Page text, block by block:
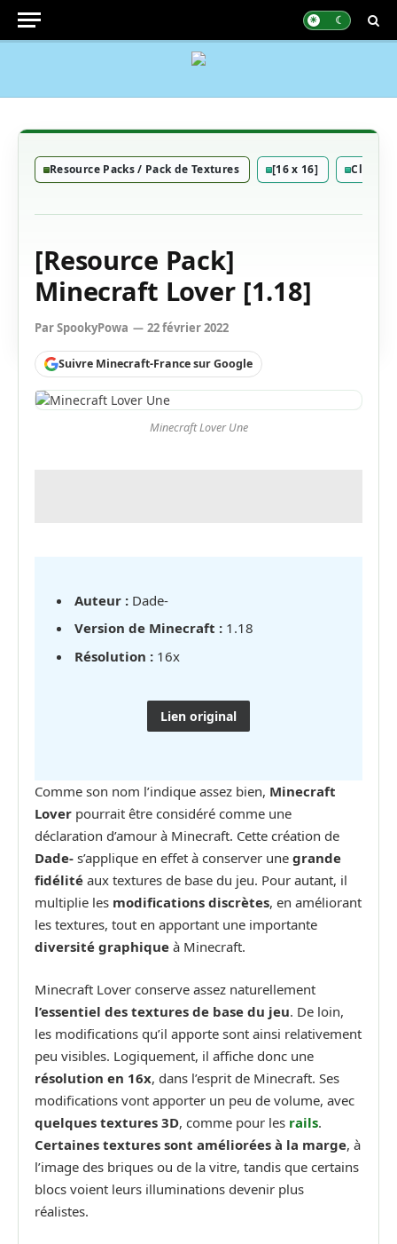
Resource Packs / Pack de Textures [16 x 16]
[Resource Pack]
Minecraft Lover [1.18]
ParSpookyPowa 22 février 2022
Suivre Minecraft-France sur Google
Minecraft Lover Une
Auteur : Dade-
Version de Minecraft : 1.18
Résolution : 16x
Lien original
Comme son nom l’indique assez bien, Minecraft
Lover pourrait être considéré comme une
déclaration d’amour à Minecraft. Cette création de
Dade- s’applique en effet à conserver une grande
fidélité aux textures de base du jeu. Pour autant, il
multiplie les modifications discrètes, en améliorant
les textures, tout en apportant une importante
diversité graphique à Minecraft.
Minecraft Lover conserve assez naturellement
l’essentiel des textures de base du jeu. De loin,
les modifications qu’il apporte sont ainsi relativement
peu visibles. Logiquement, il affiche donc une
résolution en 16x, dans l’esprit de Minecraft. Ses
modifications vont apporter un peu de volume, avec
quelques textures 3D, comme pour les rails.
Certaines textures sont améliorées à la marge, à
l’image des briques ou de la vitre, tandis que certains
blocs voient leurs illuminations devenir plus
réalistes.